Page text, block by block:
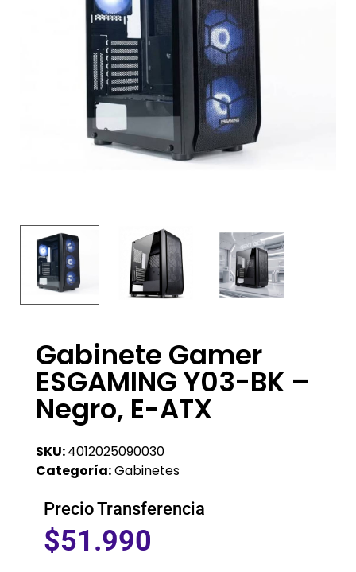
Gabinete Gamer
ESGAMING Y03-BK –
Negro, E-ATX
SKU:4012025090030
Categoría:Gabinetes
Precio Transferencia
$51.990